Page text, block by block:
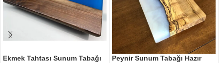
Ekmek Tahtası Sunum Tabağı
Peynir Sunum Tabağı Hazır